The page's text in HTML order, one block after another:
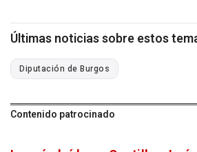
Últimas noticias sobre estos
Diputación de Burgos
Contenido patrocinado